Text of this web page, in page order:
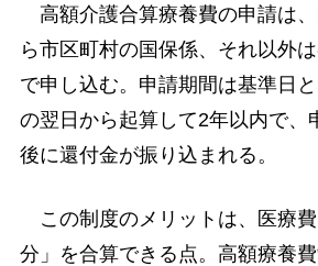
高額介護合算療養費の申請は
ら市区町村の国保係、それ以外
で申し込む。申請期間は基準日
の翌日から起算して2年以内で、
後に還付金が振り込まれる。
この制度のメリットは、医療
分」を合算できる点。高額療養